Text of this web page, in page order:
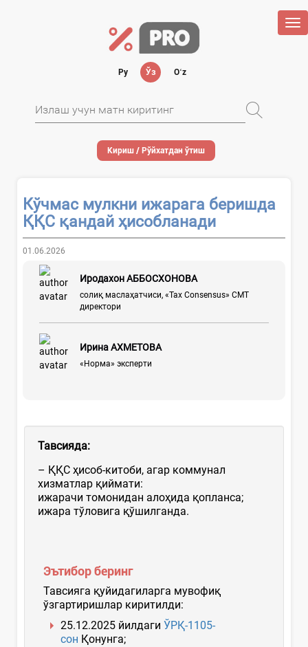
Ру Ўз Oʻz
Кириш / Рўйхатдан ўтиш
Кўчмас мулкни ижарага беришда
ҚҚС қандай ҳисобланади
01.06.2026
Иродахон АББОСХОНОВА
солиқ маслаҳатчиси, «Tax Consensus» СМТ
директори
Ирина АХМЕТОВА
«Норма» эксперти
Тавсияда:
– ҚҚС ҳисоб-китоби, агар коммунал
хизматлар қиймати:
ижарачи томонидан алоҳида қопланса;
ижара тўловига қўшилганда.
Эътибор беринг
Тавсияга қуйидагиларга мувофиқ
ўзгартиришлар киритилди:
25.12.2025 йилдаги ЎРҚ-1105-
сон Қонунга;